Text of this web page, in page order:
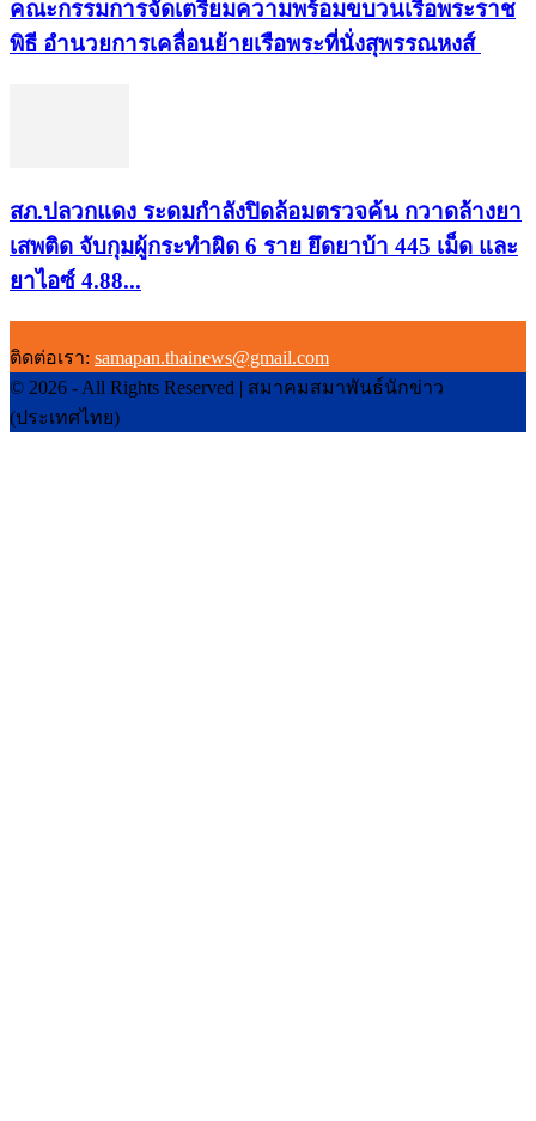
คณะกรรมการจัดเตรียมความพร้อมขบวนเรือพระราช
พิธี อำนวยการเคลื่อนย้ายเรือพระที่นั่งสุพรรณหงส์
สภ.ปลวกแดง ระดมกำลังปิดล้อมตรวจค้น กวาดล้างยา
เสพติด จับกุมผู้กระทำผิด 6 ราย ยึดยาบ้า 445 เม็ด และ
ยาไอซ์ 4.88...
ติดต่อเรา: samapan.thainews@gmail.com
© 2026 - All Rights Reserved | สมาคมสมาพันธ์นักข่าว
(ประเทศไทย)